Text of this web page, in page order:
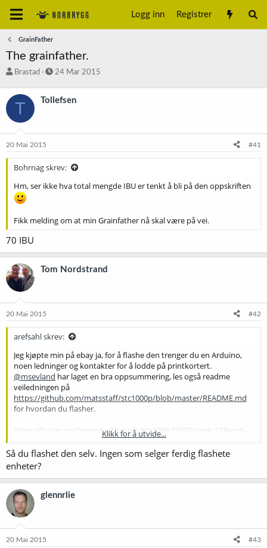
Logg inn Registrer
GrainFather
The grainfather.
T
å
d
a
r
t
e
Brastad
S
r
a
o
24 Mar 2015
T Tollefsen
20 Mai 2015 #41
Bohrnag skrev:
Hm, ser ikke hva total mengde IBU er tenkt å bli på den oppskriften
Fikk melding om at min Grainfather nå skal være på vei.
70 IBU
Tom Nordstrand
20 Mai 2015 #42
arefsahl skrev:
Jeg kjøpte min på ebay ja, for å flashe den trenger du en Arduino,
noen ledninger og kontakter for å lodde på printkortert.
@msevland har laget en bra oppsummering, les også readme
veiledningen på
https://github.com/matsstaff/stc1000p/blob/master/README.md
for hvordan du flasher.
https://forum.norbrygg.no/threads/stc1000.23267/page-17#post-
Firmware og brukerveiledning finner du på
https://github.com/matsstaff/stc1000p-ovbsc
Klikk for å utvide...
Så du flashet den selv. Ingen som selger ferdig flashete
enheter?
glennrlie
20 Mai 2015 #43